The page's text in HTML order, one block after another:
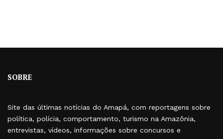
SOBRE
Site das últimas notícias do Amapá, com reportagens sobre
política, polícia, comportamento, turismo na Amazônia,
entrevistas, vídeos, informações sobre concursos e